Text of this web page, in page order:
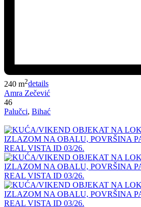
240 m2details
Amra Zečević
46
Palučci, Bihać